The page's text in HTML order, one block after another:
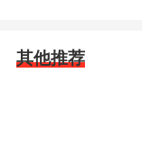
其他推荐